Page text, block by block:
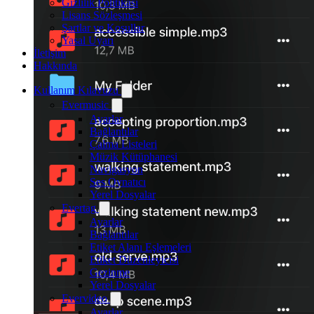
Gizlilik Politikası
Lisans Sözleşmesi
Şartlar ve Koşullar
Yasal Uyarı
İletişim
Hakkında
Kullanım Kılavuzu
Evermusic
Ayarlar
Bağlantılar
Çalma Listeleri
Müzik Kütüphanesi
Navigasyon
Ses Oynatıcı
Yerel Dosyalar
Evertag
Ayarlar
Bağlantılar
Etiket Alanı Eşlemeleri
Etiket Düzenleyicisi
Gezinme
Yerel Dosyalar
Evervideo